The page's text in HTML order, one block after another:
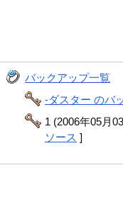
バックアップ一覧
-ダスター のバ
1 (2006年05月
ソース ]